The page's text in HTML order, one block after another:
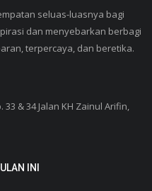
seluas-luasnya bagi
dan menyebarkan berbagi
terpercaya, dan beretika.
& 34 Jalan KH Zainul Arifin,
INI